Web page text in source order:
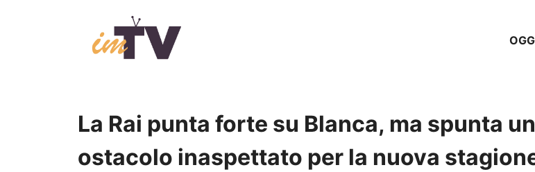
La Rai punta forte su Blanca, ma spunta un
ostacolo inaspettato per la nuova